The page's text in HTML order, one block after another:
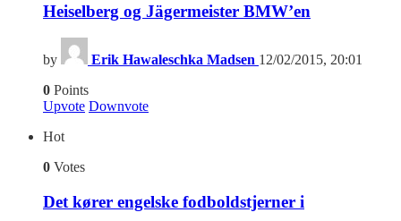
Heiselberg og Jägermeister BMW’en
by Erik Hawaleschka Madsen 12/02/2015, 20:01
0 Points
Upvote Downvote
Hot
0 Votes
Det kører engelske fodboldstjerner i